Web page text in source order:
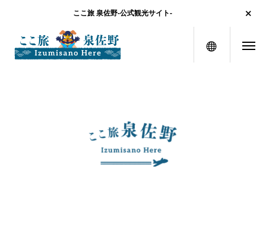
ここ旅 泉佐野-公式観光サイト-
メニュー